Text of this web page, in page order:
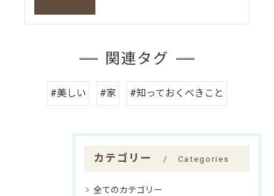
関連タグ
#美しい #家 #知っておくべきこと
カテゴリー Categories
全てのカテゴリー